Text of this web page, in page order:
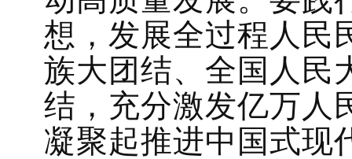
想，发展全过程人民
族大团结、全国人民
结，充分激发亿万人
凝聚起推进中国式现